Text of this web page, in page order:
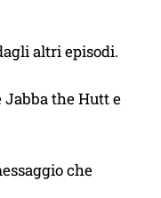
altri episodi.
the Hutt e
che